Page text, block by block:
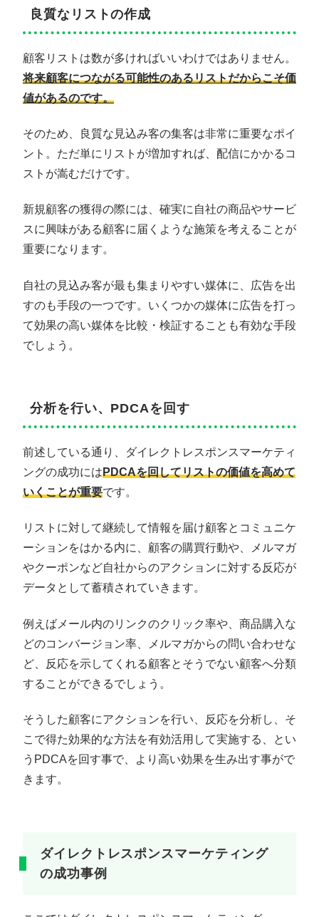
良質なリストの作成
顧客リストは数が多ければいいわけではありません。
将来顧客につながる可能性のあるリストだからこそ価
値があるのです。
そのため、良質な見込み客の集客は非常に重要なポイ
ント。ただ単にリストが増加すれば、配信にかかるコ
ストが嵩むだけです。
新規顧客の獲得の際には、確実に自社の商品やサービ
スに興味がある顧客に届くような施策を考えることが
重要になります。
自社の見込み客が最も集まりやすい媒体に、広告を出
すのも手段の一つです。いくつかの媒体に広告を打っ
て効果の高い媒体を比較・検証することも有効な手段
でしょう。
分析を行い、PDCAを回す
前述している通り、ダイレクトレスポンスマーケティ
ングの成功にはPDCAを回してリストの価値を高めて
いくことが重要です。
リストに対して継続して情報を届け顧客とコミュニケ
ーションをはかる内に、顧客の購買行動や、メルマガ
やクーポンなど自社からのアクションに対する反応が
データとして蓄積されていきます。
例えばメール内のリンクのクリック率や、商品購入な
どのコンバージョン率、メルマガからの問い合わせな
ど、反応を示してくれる顧客とそうでない顧客へ分類
することができるでしょう。
そうした顧客にアクションを行い、反応を分析し、そ
こで得た効果的な方法を有効活用して実施する、とい
うPDCAを回す事で、より高い効果を生み出す事がで
きます。
ダイレクトレスポンスマーケティング
の成功事例